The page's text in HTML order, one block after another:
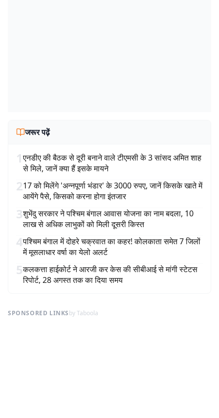
जरूर पढ़ें
1एनडीए की बैठक से दूरी बनाने वाले टीएमसी के 3 सांसद अमित शाह
से मिले, जानें क्या हैं इसके मायने
217 को मिलेंगे 'अन्नपूर्णा भंडार' के 3000 रुपए, जानें किसके खाते में
आयेंगे पैसे, किसको करना होगा इंतजार
3शुभेंदु सरकार ने पश्चिम बंगाल आवास योजना का नाम बदला, 10
लाख से अधिक लाभुकों को मिली दूसरी किस्त
4पश्चिम बंगाल में दोहरे चक्रवात का कहर! कोलकाता समेत 7 जिलों
में मूसलाधार वर्षा का येलो अलर्ट
5कलकत्ता हाईकोर्ट ने आरजी कर केस की सीबीआई से मांगी स्टेटस
रिपोर्ट, 28 अगस्त तक का दिया समय
SPONSORED LINKSby Taboola